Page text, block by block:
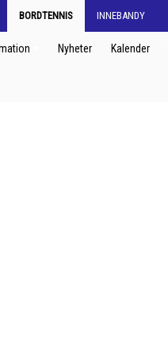
BORDTENNIS INNEBANDY
Nyheter Kalender